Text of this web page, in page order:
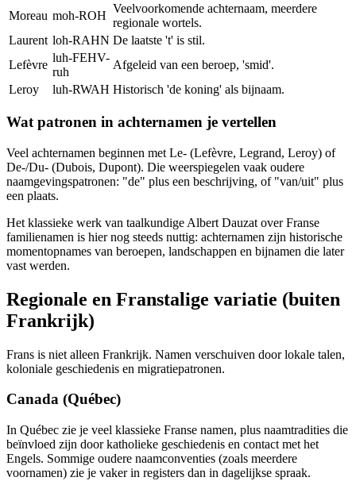
Moreau moh-ROH
Veelvoorkomende achternaam, meerdere
regionale wortels.
Laurent loh-RAHN De laatste 't' is stil.
Lefèvre
luh-FEHV-
ruh
Afgeleid van een beroep, 'smid'.
Leroy
luh-RWAH Historisch 'de koning' als bijnaam.
Wat patronen in achternamen je vertellen
Veel achternamen beginnen met Le- (Lefèvre, Legrand, Leroy) of
De-/Du- (Dubois, Dupont). Die weerspiegelen vaak oudere
naamgevingspatronen: "de" plus een beschrijving, of "van/uit" plus
een plaats.
Het klassieke werk van taalkundige Albert Dauzat over Franse
familienamen is hier nog steeds nuttig: achternamen zijn historische
momentopnames van beroepen, landschappen en bijnamen die later
vast werden.
Regionale en Franstalige variatie (buiten
Frankrijk)
Frans is niet alleen Frankrijk. Namen verschuiven door lokale talen,
koloniale geschiedenis en migratiepatronen.
Canada (Québec)
In Québec zie je veel klassieke Franse namen, plus naamtradities die
beïnvloed zijn door katholieke geschiedenis en contact met het
Engels. Sommige oudere naamconventies (zoals meerdere
voornamen) zie je vaker in registers dan in dagelijkse spraak.